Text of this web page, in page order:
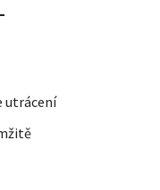
utrácení